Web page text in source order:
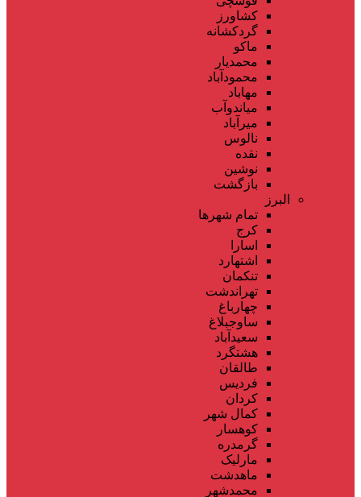
کشاورز
گردکشانه
ماکو
محمدیار
محمودآباد
مهاباد
میاندوآب
میرآباد
نالوس
نقده
نوشین
بازگشت
البرز
تمام شهر‌ها
کرج
اسارا
اشتهارد
تنکمان
تهراندشت
چهارباغ
ساوجبلاغ
سعیدآباد
هشتگرد
طالقان
فردیس
کردان
کمال شهر
کوهسار
گرمدره
مارلیک
ماهدشت
محمدشهر